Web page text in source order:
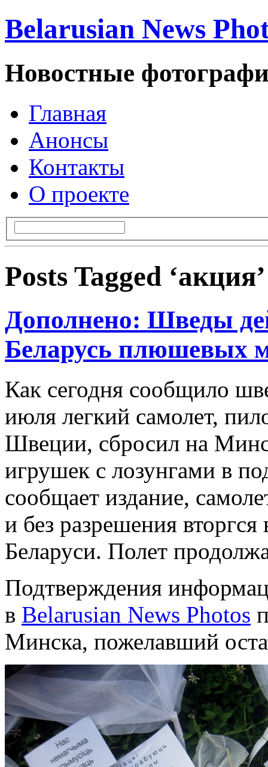
Belarusian News
Новостные
Главная
Анонсы
Контакты
О проекте
Posts Tagged ‘акция’
Дополнено: Шведы
Беларусь плюшевых
Как сегодня сообщило
июля легкий самолет,
Швеции, сбросил на
игрушек с лозунгами в
сообщает издание,
и без разрешения
Беларуси. Полет
Подтверждения
в Belarusian News Photos
Минска, пожелавший